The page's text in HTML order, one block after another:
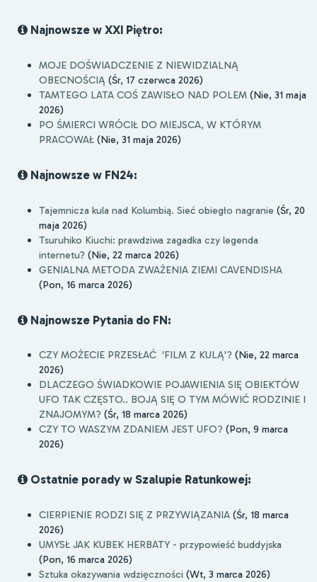
Najnowsze w XXI Piętro:
MOJE DOŚWIADCZENIE Z NIEWIDZIALNĄ
OBECNOŚCIĄ (Śr, 17 czerwca 2026)
TAMTEGO LATA COŚ ZAWISŁO NAD POLEM (Nie, 31 maja
2026)
PO ŚMIERCI WRÓCIŁ DO MIEJSCA, W KTÓRYM
PRACOWAŁ (Nie, 31 maja 2026)
Najnowsze w FN24:
Tajemnicza kula nad Kolumbią. Sieć obiegło nagranie (Śr, 20
maja 2026)
Tsuruhiko Kiuchi: prawdziwa zagadka czy legenda
internetu? (Nie, 22 marca 2026)
GENIALNA METODA ZWAŻENIA ZIEMI CAVENDISHA
(Pon, 16 marca 2026)
Najnowsze Pytania do FN:
CZY MOŻECIE PRZESŁAĆ 'FILM Z KULĄ'? (Nie, 22 marca
2026)
DLACZEGO ŚWIADKOWIE POJAWIENIA SIĘ OBIEKTÓW
UFO TAK CZĘSTO.. BOJĄ SIĘ O TYM MÓWIĆ RODZINIE I
ZNAJOMYM? (Śr, 18 marca 2026)
CZY TO WASZYM ZDANIEM JEST UFO? (Pon, 9 marca
2026)
Ostatnie porady w Szalupie Ratunkowej:
CIERPIENIE RODZI SIĘ Z PRZYWIĄZANIA (Śr, 18 marca
2026)
UMYSŁ JAK KUBEK HERBATY - przypowieść buddyjska
(Pon, 16 marca 2026)
Sztuka okazywania wdzięczności (Wt, 3 marca 2026)